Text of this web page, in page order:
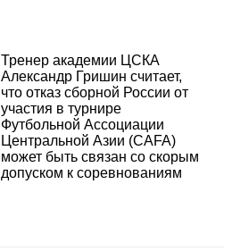
Тренер академии ЦСКА
Александр Гришин считает,
что отказ сборной России от
участия в турнире
Футбольной Ассоциации
Центральной Азии (CAFA)
может быть связан со скорым
допуском к соревнованиям